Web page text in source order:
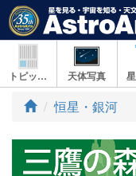
トピックス 天体写真
ト
プ
恒星・銀河